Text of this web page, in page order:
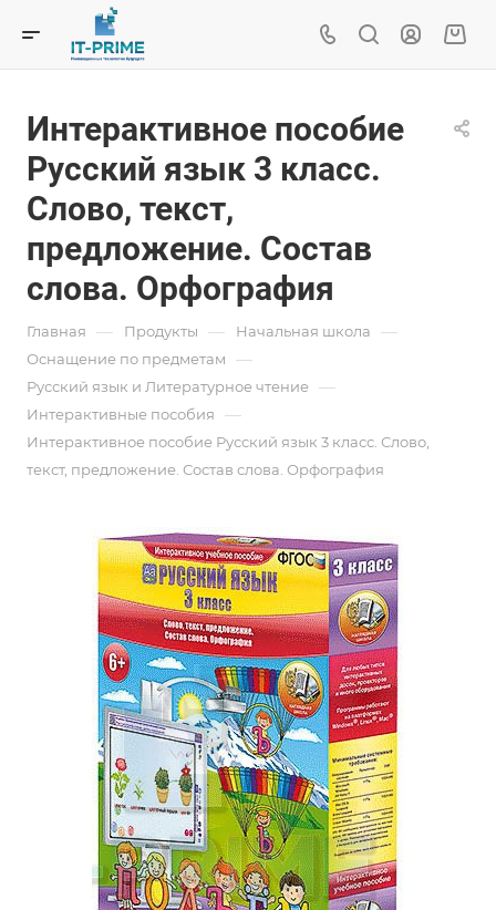
Интерактивное пособие
Русский язык 3 класс.
Слово, текст,
предложение. Состав
слова. Орфография
Главная — Продукты — Начальная школа —
Оснащение по предметам —
Русский язык и Литературное чтение —
Интерактивные пособия —
Интерактивное пособие Русский язык 3 класс. Слово,
текст, предложение. Состав слова. Орфография